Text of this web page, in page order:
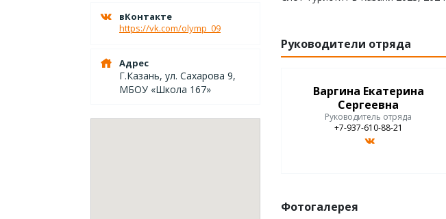
вКонтакте
https://vk.com/olymp_09
Адрес
Г.Казань, ул. Сахарова 9,
МБОУ «Школа 167»
Руководители отряда
Варгина Екатерина
Сергеевна
Руководитель отряда
+7-937-610-88-21
Фотогалерея